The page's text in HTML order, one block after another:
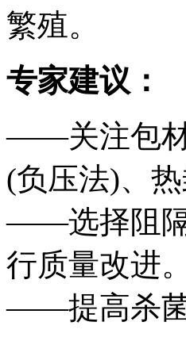
繁殖。
专家建议：
——关注包材
(负压法)、
——选择阻隔
行质量改进。
——提高杀菌